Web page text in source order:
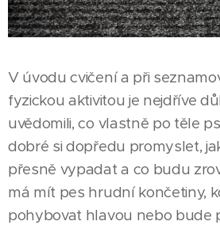
V úvodu cvičení a při
fyzickou aktivitou je nejdříve
uvědomili, co vlastně po těle
dobré si dopředu promyslet,
přesně vypadat a co budu
má mít pes hrudní končetiny,
pohybovat hlavou nebo bude